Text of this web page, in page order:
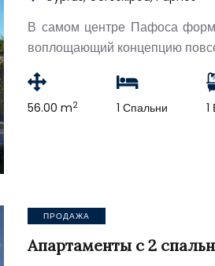
В самом центре Пафоса
воплощающий концепцию
56.00 m2 1 Спальни
ПРОДАЖА
Апартаменты с 2